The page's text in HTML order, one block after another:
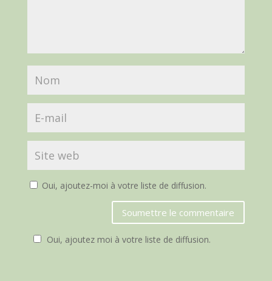
Oui, ajoutez-moi à votre liste de diffusion.
Soumettre le commentaire
Oui, ajoutez moi à votre liste de diffusion.